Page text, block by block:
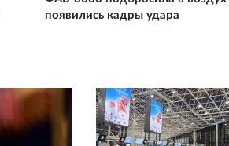
появились кадры удара